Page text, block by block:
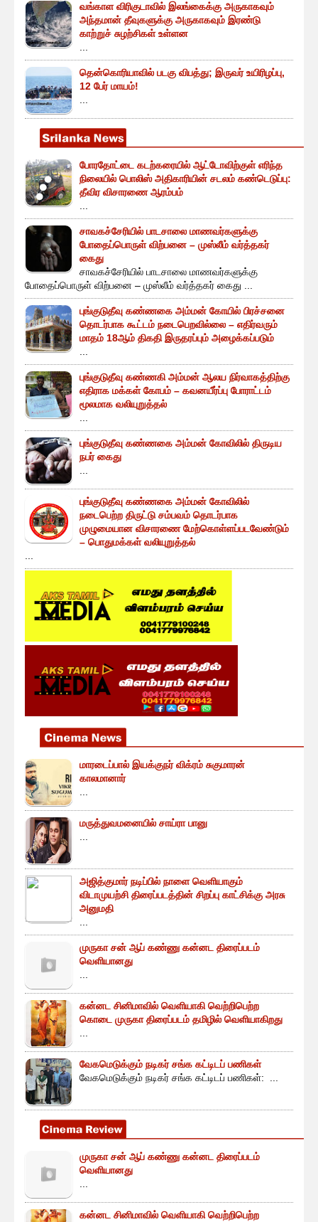
வங்காள விரிகுடாவில் இலங்கைக்கு அருகாகவும்
அந்தமான் தீவுகளுக்கு அருகாகவும் இரண்டு
காற்றுச் சுழற்சிகள் உள்ளன
...
தென்கொரியாவில் படகு விபத்து; இருவர் உயிரிழப்பு,
12 பேர் மாயம்!
...
போரதோட்டை கடற்கரையில் ஆட்டோவிற்குள் எரிந்த
நிலையில் பொலிஸ் அதிகாரியின் சடலம் கண்டெடுப்பு:
தீவிர விசாரணை ஆரம்பம்
...
சாவகச்சேரியில் பாடசாலை மாணவர்களுக்கு
போதைப்பொருள் விற்பனை – முஸ்லீம் வர்த்தகர்
கைது
சாவகச்சேரியில் பாடசாலை மாணவர்களுக்கு
போதைப்பொருள் விற்பனை – முஸ்லீம் வர்த்தகர் கைது ...
புங்குடுதீவு கண்ணகை அம்மன் கோயில் பிரச்சனை
தொடர்பாக கூட்டம் நடைபெறவில்லை – எதிர்வரும்
மாதம் 18ஆம் திகதி இருதரப்பும் அழைக்கப்படும்
...
புங்குடுதீவு கண்ணகி அம்மன் ஆலய நிர்வாகத்திற்கு
எதிராக மக்கள் கோபம் – கவனயீர்ப்பு போராட்டம்
மூலமாக வலியுறுத்தல்
...
புங்குடுதீவு கண்ணகை அம்மன் கோவிலில் திருடிய
நபர் கைது
...
புங்குடுதீவு கண்ணகை அம்மன் கோவிலில்
நடைபெற்ற திருட்டு சம்பவம் தொடர்பாக
முழுமையான விசாரணை மேற்கொள்ளப்படவேண்டும்
– பொதுமக்கள் வலியுறுத்தல்
...
மாரடைப்பால் இயக்குநர் விக்ரம் சுகுமாரன்
காலமானார்
...
மருத்துவமனையில் சாய்ரா பானு
...
அஜித்குமார் நடிப்பில் நாளை வெளியாகும்
விடாமுயற்சி திரைப்படத்தின் சிறப்பு காட்சிக்கு அரசு
அனுமதி
...
முருகா சன் ஆப் கண்ணு கன்னட திரைப்படம்
வெளியானது
...
கன்னட சினிமாவில் வெளியாகி வெற்றிபெற்ற
கொடை முருகா திரைப்படம் தமிழில் வெளியாகிறது
...
வேகமெடுக்கும் நடிகர் சங்க கட்டிடப் பணிகள்
வேகமெடுக்கும் நடிகர் சங்க கட்டிடப் பணிகள்: ...
முருகா சன் ஆப் கண்ணு கன்னட திரைப்படம்
வெளியானது
...
கன்னட சினிமாவில் வெளியாகி வெற்றிபெற்ற